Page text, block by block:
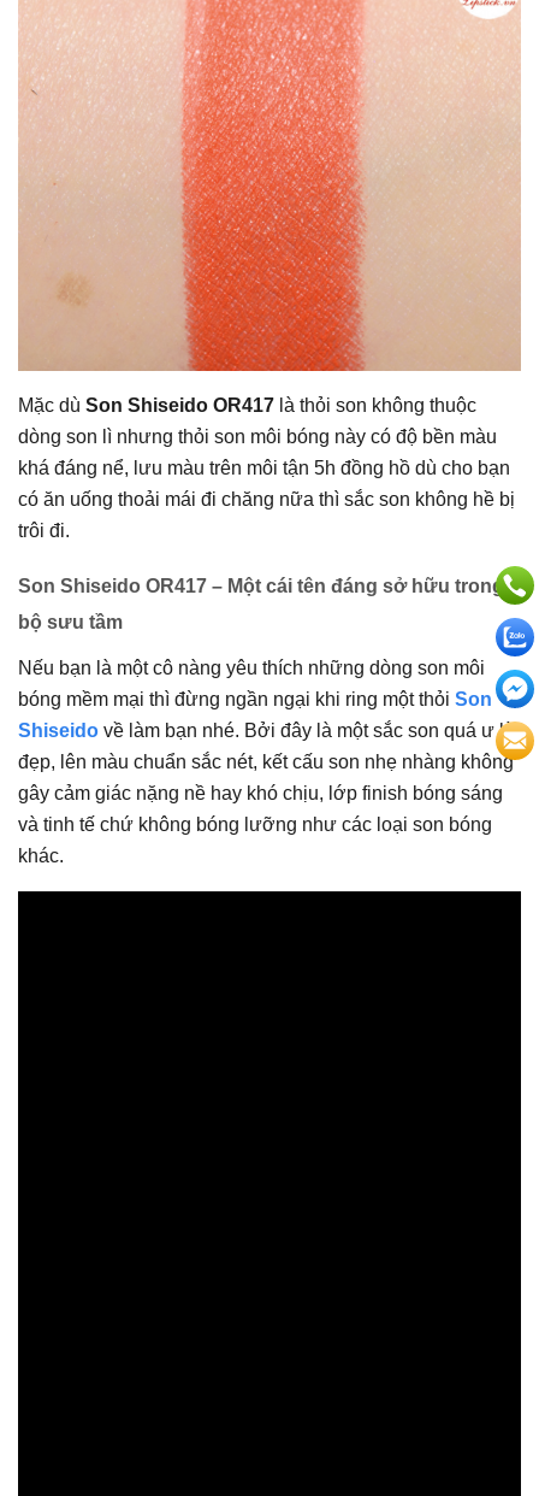
Mặc dù Son Shiseido OR417 là thỏi son không thuộc
dòng son lì nhưng thỏi son môi bóng này có độ bền màu
khá đáng nể, lưu màu trên môi tận 5h đồng hồ dù cho bạn
có ăn uống thoải mái đi chăng nữa thì sắc son không hề bị
trôi đi.
Son Shiseido OR417 – Một cái tên đáng sở hữu trong
bộ sưu tầm
Nếu bạn là một cô nàng yêu thích những dòng son môi
bóng mềm mại thì đừng ngần ngại khi ring một thỏi Son
Shiseido về làm bạn nhé. Bởi đây là một sắc son quá ư là
đẹp, lên màu chuẩn sắc nét, kết cấu son nhẹ nhàng không
gây cảm giác nặng nề hay khó chịu, lớp finish bóng sáng
và tinh tế chứ không bóng lưỡng như các loại son bóng
khác.